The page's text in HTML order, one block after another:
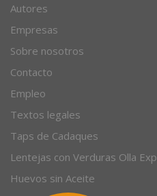
Autores
Empresas
Sobre nosotros
Contacto
Empleo
Textos legales
Taps de Cadaques
Lentejas con Verduras Olla
Huevos sin Aceite